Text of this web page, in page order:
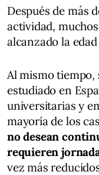
Después de más
actividad,
alcanzado la
Al mismo tiempo,
estudiado en
universitarias y
mayoría de los
no desean
requieren
vez más